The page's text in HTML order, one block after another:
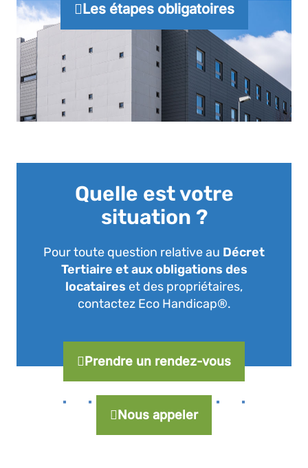
Les étapes obligatoires
Quelle est votre
situation ?
Pour toute question relative au Décret
Tertiaire et aux obligations des
locataires et des propriétaires,
contactez Eco Handicap®.
Prendre un rendez-vous
Nous appeler